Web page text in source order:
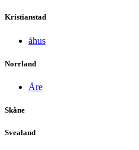
Kristianstad
åhus
Norrland
Åre
Skåne
Svealand